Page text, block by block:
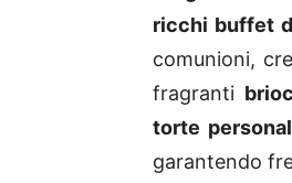
ricchi buffet
comunioni,
fragranti
torte
garantendo